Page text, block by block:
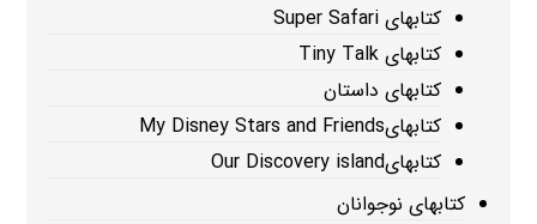
کتابهای Super Safari
کتابهای Tiny Talk
کتابهای داستان
کتابهایMy Disney Stars and Friends
کتابهایOur Discovery island
کتابهای نوجوانان